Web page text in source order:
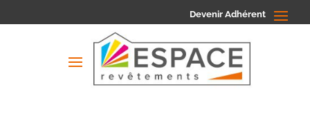
Devenir Adhérent